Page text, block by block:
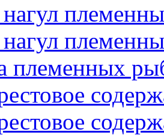
племенных